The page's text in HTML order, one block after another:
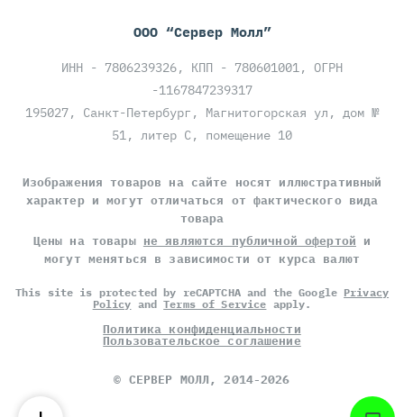
ООО “Сервер Молл”
ИНН - 7806239326, КПП - 780601001, ОГРН
-1167847239317
195027, Санкт-Петербург, Магнитогорская ул, дом №
51, литер С, помещение 10
Изображения товаров на сайте носят иллюстративный
характер и могут отличаться от фактического вида
товара
Цены на товары не являются публичной офертой и
могут меняться в зависимости от курса валют
This site is protected by reCAPTCHA and the Google Privacy
Policy andTerms of Service apply.
Политика конфиденциальности
Пользовательское соглашение
© СЕРВЕР МОЛЛ, 2014-2026